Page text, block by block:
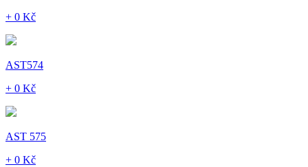
+ 0 Kč
AST574
+ 0 Kč
AST 575
+ 0 Kč